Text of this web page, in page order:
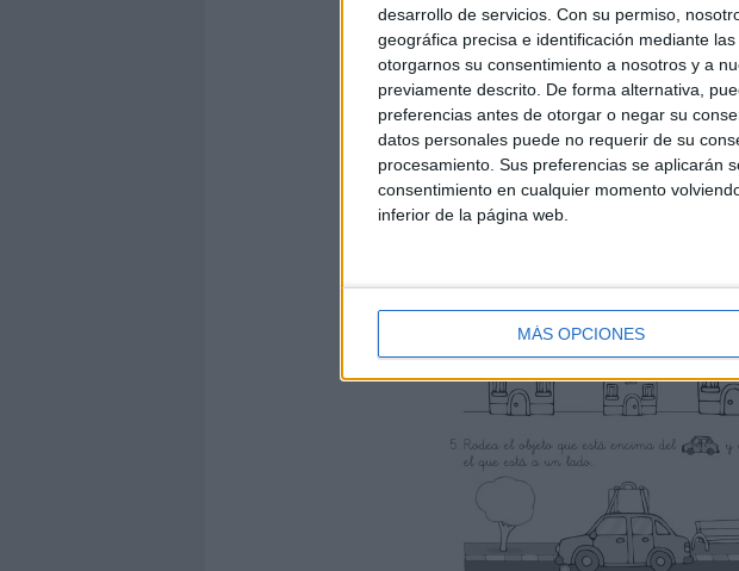
desarrollo de servicios. Con su permiso,
geográfica precisa e identificación mediante
otorgarnos su consentimiento a nosotros y a
previamente descrito. De forma alternativa,
preferencias antes de otorgar o negar su
datos personales puede no requerir de su
procesamiento. Sus preferencias se aplicarán
consentimiento en cualquier momento
inferior de la página web.
MÁS OPCIONES